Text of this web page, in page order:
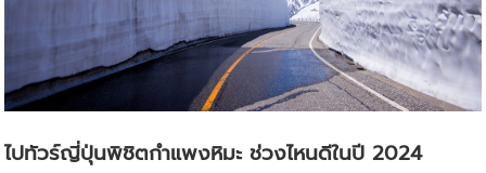
ไปทัวร์ญี่ปุ่นพิชิตกำแพงหิมะ ช่วงไหนดีในปี 2024